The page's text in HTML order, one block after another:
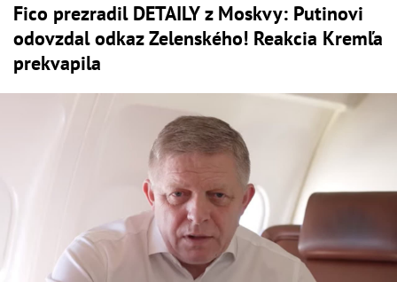
Fico prezradil DETAILY z Moskvy: Putinovi
odovzdal odkaz Zelenského! Reakcia Kremľa
prekvapila